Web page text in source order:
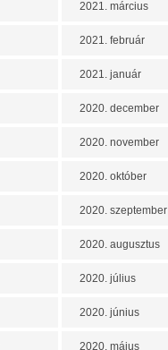
2021. március
2021. február
2021. január
2020. december
2020. november
2020. október
2020. szeptember
2020. augusztus
2020. július
2020. június
2020. május